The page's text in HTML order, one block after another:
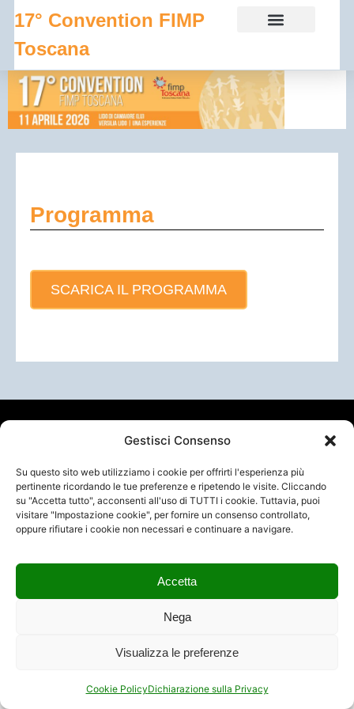
Gestisci Consenso
Su questo sito web utilizziamo i cookie per offrirti l'esperienza più
pertinente ricordando le tue preferenze e ripetendo le visite. Cliccando
su "Accetta tutto", acconsenti all'uso di TUTTI i cookie. Tuttavia, puoi
visitare "Impostazione cookie", per fornire un consenso controllato,
oppure rifiutare i cookie non necessari e continuare a navigare.
Accetta
Nega
Visualizza le preferenze
Cookie PolicyDichiarazione sulla Privacy
17° Convention FIMP
Toscana
Programma
SCARICA IL PROGRAMMA
Reserved. / AIM Italy – VAT IT00943621003